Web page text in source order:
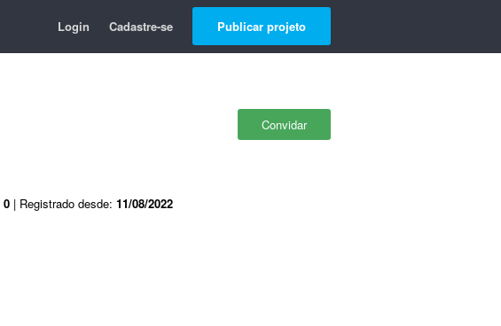
Login Cadastre-se Publicar projeto
Convidar
0 | Registrado desde: 11/08/2022